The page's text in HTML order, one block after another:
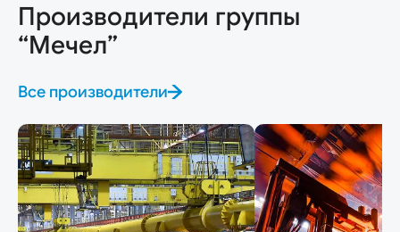
Производители группы
“Мечел”
Все производители